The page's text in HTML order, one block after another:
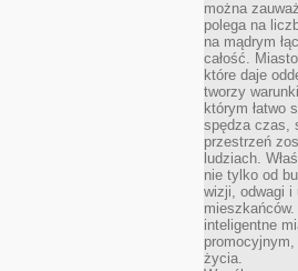
można
polega na
na mądrym
całość.
które daje
tworzy
którym łatwo
spędza czas,
przestrzeń
ludziach.
nie tylko od
wizji, odwagi i
inteligentne
życia.